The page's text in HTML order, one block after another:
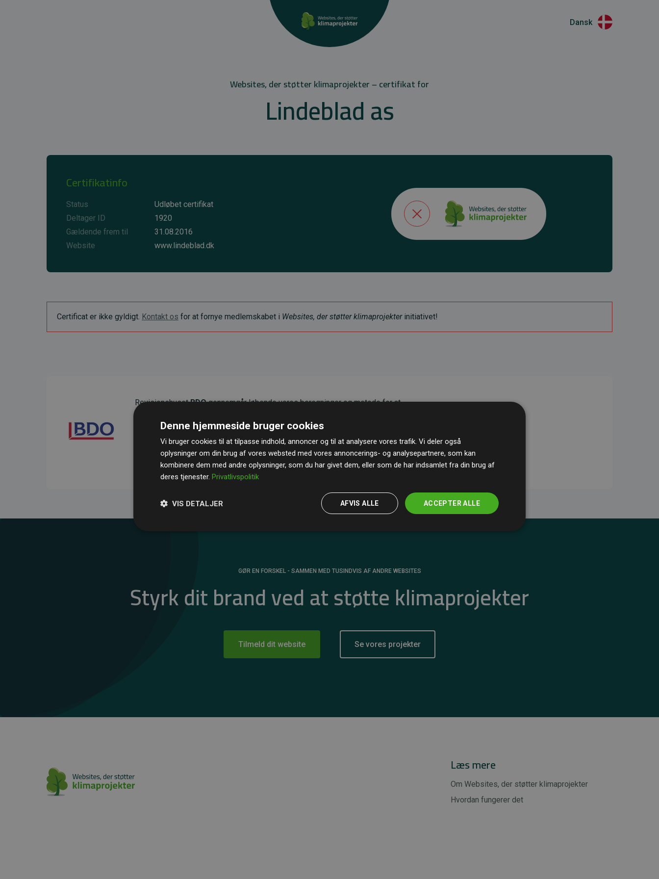
Dansk
Websites, der støtter klimaprojekter – certifikat for
Lindeblad as
Certifikatinfo
Status
Udløbet certifikat
Deltager ID
1920
Gældende frem til
31.08.2016
Website
www.lindeblad.dk
Certificat er ikke gyldigt. Kontakt os for at fornye medlemskabet i Websites, der støtter klimaprojekterinitiativet!
RevisionshusetBDOgennemgår løbende vores beregninger og metode for at
gennemsnit kompenserer for
200% af medlemmernes websites estimerede
CO₂-udledninger .
GØR EN FORSKEL - SAMMEN MED TUSINDVIS AF ANDRE WEBSITES
Styrk dit brand ved at støtte klimaprojekter
Tilmeld dit website Se vores projekter
Læs mere
Om Websites, der støtter klimaprojekter
Hvordan fungerer det
Denne hjemmeside bruger cookies
Vi bruger cookies til at tilpasse indhold, annoncer og til at analysere vores trafik. Vi deler også
oplysninger om din brug af vores websted med vores annoncerings- og analysepartnere, som kan
kombinere dem med andre oplysninger, som du har givet dem, eller som de har indsamlet fra din brug af
deres tjenester. Privatlivspolitik
ACCEPTER ALLE
AFVIS ALLE
VIS DETALJER